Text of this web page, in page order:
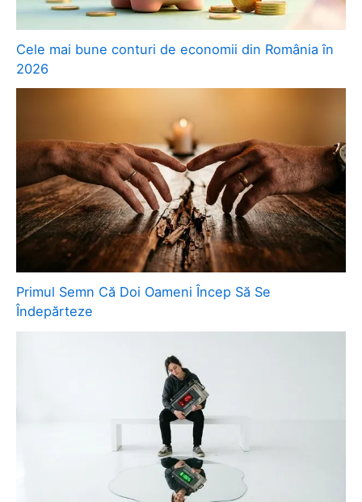
Cele mai bune conturi de economii din România în
2026
Primul Semn Că Doi Oameni Încep Să Se
Îndepărteze